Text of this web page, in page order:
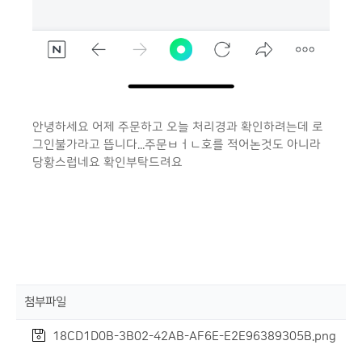
안녕하세요 어제 주문하고 오늘 처리경과 확인하려는데 로
그인불가라고 뜹니다...주문ㅂㅓㄴ호를 적어논것도 아니라
당황스럽네요 확인부탁드려요
첨부파일
18CD1D0B-3B02-42AB-AF6E-E2E96389305B.png